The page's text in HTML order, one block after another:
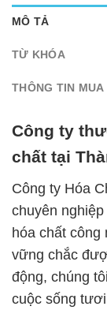
MÔ TẢ
TỪ KHÓA
THÔNG TIN MUA
Công ty
chất tại
Công ty Hóa
chuyên
hóa chất công
vững chắc
động, chúng
cuộc sống